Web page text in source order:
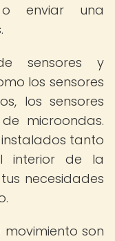
enviar una
sensores y
los sensores
los sensores
microondas.
instalados tanto
interior de la
necesidades
son